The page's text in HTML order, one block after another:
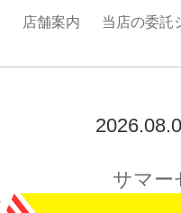
店舗案内 当店の委託
サマー